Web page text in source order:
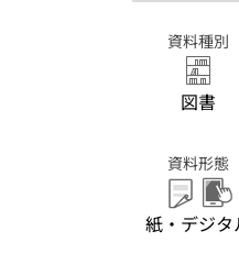
資料種別
図書
資料形態
紙・デジタ